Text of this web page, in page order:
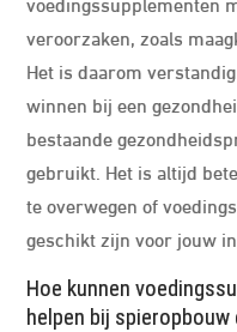
veroorzaken, zoals
Het is daarom
winnen bij een
bestaande
gebruikt. Het is altijd
te overwegen of
geschikt zijn voor jouw
Hoe kunnen
helpen bij